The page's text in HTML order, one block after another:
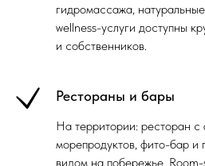
гидромассажа,
wellness-услуги доступны
и собственников.
Рестораны и бары
На территории: ресторан с
морепродуктов, фито-бар
видом на побережье.